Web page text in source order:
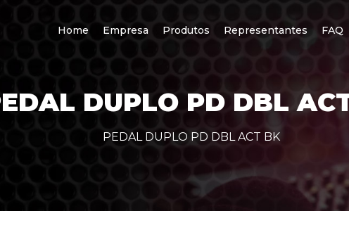
Home Empresa Produtos Representantes FAQ
DUPLO PD DBL
PEDAL DUPLO PD DBL ACT BK